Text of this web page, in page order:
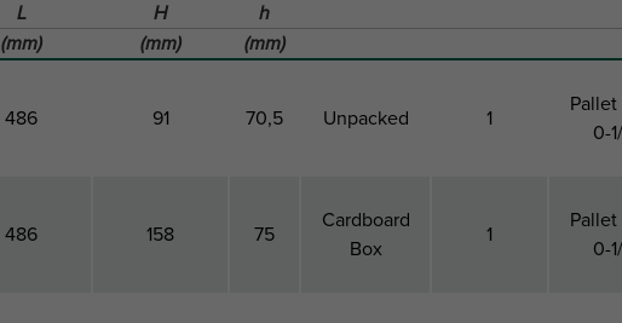
L H
h
(mm) (mm) (mm)
486 91 70,5 Unpacked 1
Pallet
0-
486 158 75
Cardboard
Box
1
Pallet
0-